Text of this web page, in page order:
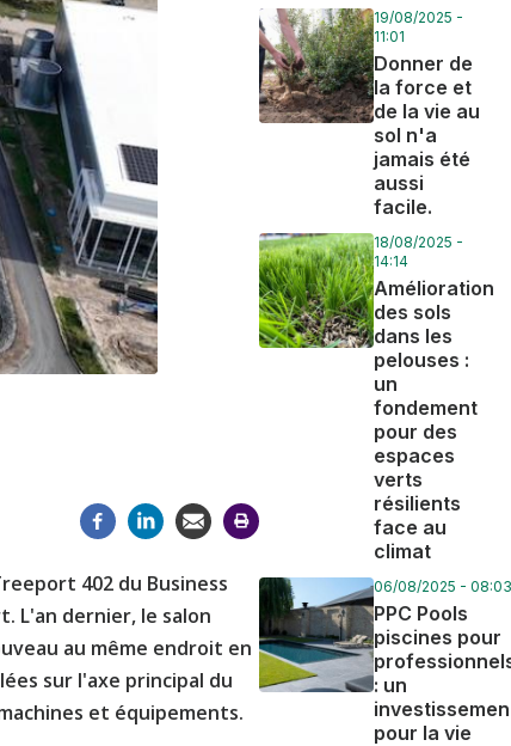
402 du Business
L'an dernier, le salon
au même endroit en
sur l'axe principal du
et équipements.
19/08/2025 -
11:01
Donner de
la force et
de la vie au
sol n'a
jamais été
aussi
facile.
18/08/2025 -
14:14
Amélioration
des sols
dans les
pelouses :
un
fondement
pour des
espaces
verts
résilients
face au
climat
06/08/2025 -
PPC Pools
piscines pour
: un
pour la vie